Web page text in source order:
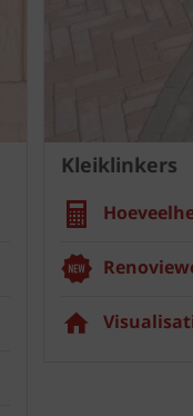
Kleiklinkers